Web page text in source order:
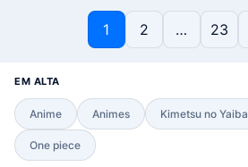
1 2 … 23
EM ALTA
Anime Animes Kimetsu no Yaiba
One piece